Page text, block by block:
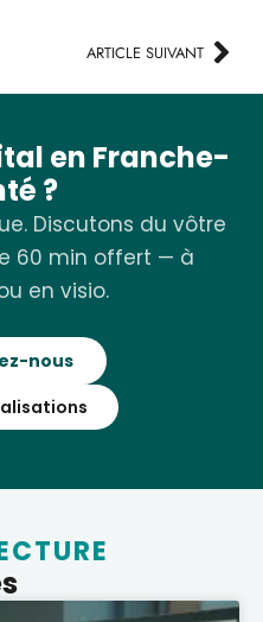
ARTICLE SUIVANT
en Franche-
?
Discutons du vôtre
60 min offert — à
en visio.
nous